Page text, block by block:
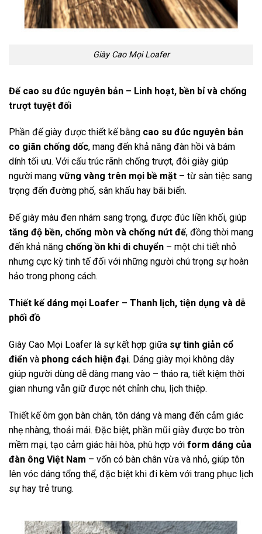
Giày Cao Mọi Loafer
Đế cao su đúc nguyên bản – Linh hoạt, bền bỉ và chống
trượt tuyệt đối
Phần đế giày được thiết kế bằng cao su đúc nguyên bản
co giãn chống dốc, mang đến khả năng đàn hồi và bám
dính tối ưu. Với cấu trúc rãnh chống trượt, đôi giày giúp
người mang vững vàng trên mọi bề mặt – từ sàn tiệc sang
trọng đến đường phố, sân khấu hay bãi biển.
Đế giày màu đen nhám sang trọng, được đúc liền khối, giúp
tăng độ bền, chống mòn và chống nứt đế, đồng thời mang
đến khả năng chống ồn khi di chuyển – một chi tiết nhỏ
nhưng cực kỳ tinh tế đối với những người chú trọng sự hoàn
hảo trong phong cách.
Thiết kế dáng mọi Loafer – Thanh lịch, tiện dụng và dễ
phối đồ
Giày Cao Mọi Loafer là sự kết hợp giữa sự tinh giản cổ
điển và phong cách hiện đại. Dáng giày mọi không dây
giúp người dùng dễ dàng mang vào – tháo ra, tiết kiệm thời
gian nhưng vẫn giữ được nét chỉnh chu, lịch thiệp.
Thiết kế ôm gọn bàn chân, tôn dáng và mang đến cảm giác
nhẹ nhàng, thoải mái. Đặc biệt, phần mũi giày được bo tròn
mềm mại, tạo cảm giác hài hòa, phù hợp với form dáng của
đàn ông Việt Nam – vốn có bàn chân vừa và nhỏ, giúp tôn
lên vóc dáng tổng thể, đặc biệt khi đi kèm với trang phục lịch
sự hay trẻ trung.